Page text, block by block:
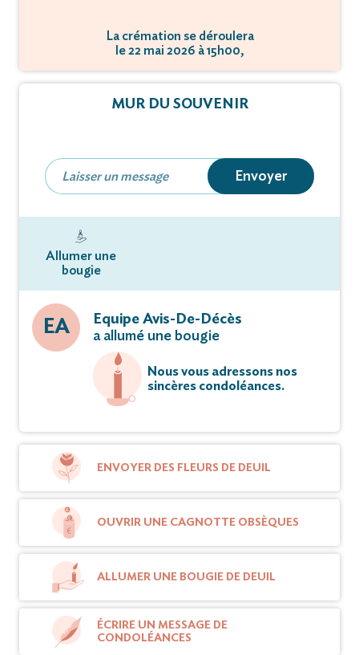
La crémation se déroulera
le 22 mai 2026 à 15h00,
MUR DU SOUVENIR
Envoyer
Allumer une
bougie
EA
Equipe Avis-De-Décès
a allumé une bougie
Nous vous adressons nos
sincères condoléances.
ENVOYER DES FLEURS DE DEUIL
OUVRIR UNE CAGNOTTE OBSÈQUES
ALLUMER UNE BOUGIE DE DEUIL
ÉCRIRE UN MESSAGE DE
CONDOLÉANCES